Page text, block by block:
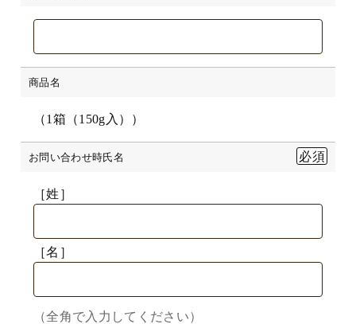
商品名
（1箱（150g入））
お問い合わせ時氏名
［姓］
［名］
（全角で入力してください）